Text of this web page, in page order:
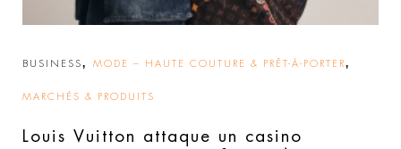
BUSINESS, MODE – HAUTE COUTURE & PRÊT-À-PORTER,
MARCHÉS & PRODUITS
Louis Vuitton attaque un casino